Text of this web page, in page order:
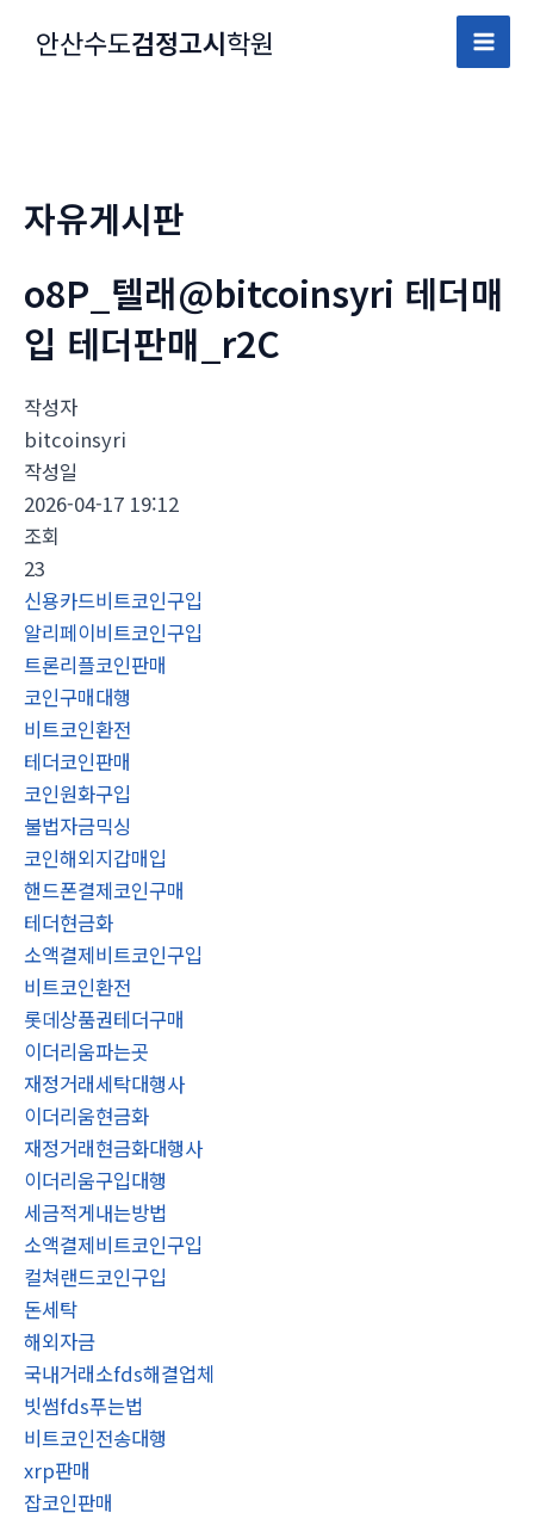
안산수도검정고시학원
Main
자유게시판
o8P_텔래@bitcoinsyri 테더매
입 테더판매_r2C
작성자
bitcoinsyri
작성일
2026-04-17 19:12
조회
23
신용카드비트코인구입
알리페이비트코인구입
트론리플코인판매
코인구매대행
비트코인환전
테더코인판매
코인원화구입
불법자금믹싱
코인해외지갑매입
핸드폰결제코인구매
테더현금화
소액결제비트코인구입
비트코인환전
롯데상품권테더구매
이더리움파는곳
재정거래세탁대행사
이더리움현금화
재정거래현금화대행사
이더리움구입대행
세금적게내는방법
소액결제비트코인구입
컬쳐랜드코인구입
돈세탁
해외자금
국내거래소fds해결업체
빗썸fds푸는법
비트코인전송대행
xrp판매
잡코인판매